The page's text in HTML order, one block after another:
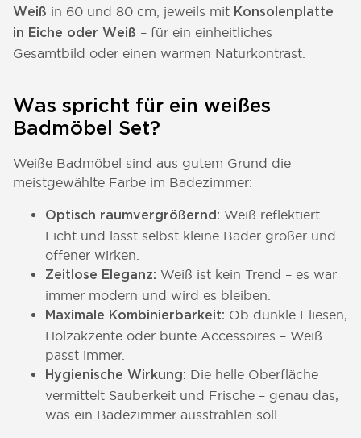
Weiß in 60 und 80 cm, jeweils mit Konsolenplatte
in Eiche oder Weiß – für ein einheitliches
Gesamtbild oder einen warmen Naturkontrast.
Was spricht für ein weißes
Badmöbel Set?
Weiße Badmöbel sind aus gutem Grund die
meistgewählte Farbe im Badezimmer:
Optisch raumvergrößernd: Weiß reflektiert
Licht und lässt selbst kleine Bäder größer und
offener wirken.
Zeitlose Eleganz: Weiß ist kein Trend – es war
immer modern und wird es bleiben.
Maximale Kombinierbarkeit: Ob dunkle Fliesen,
Holzakzente oder bunte Accessoires – Weiß
passt immer.
Hygienische Wirkung: Die helle Oberfläche
vermittelt Sauberkeit und Frische – genau das,
was ein Badezimmer ausstrahlen soll.